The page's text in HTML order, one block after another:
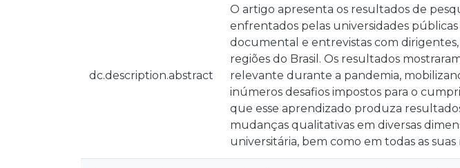
dc.description.abstract
O artigo apresenta os resultados de
enfrentados pelas universidades públicas
documental e entrevistas com
regiões do Brasil. Os resultados
relevante durante a pandemia,
inúmeros desafios impostos para o
que esse aprendizado produza
mudanças qualitativas em diversas
universitária, bem como em todas as